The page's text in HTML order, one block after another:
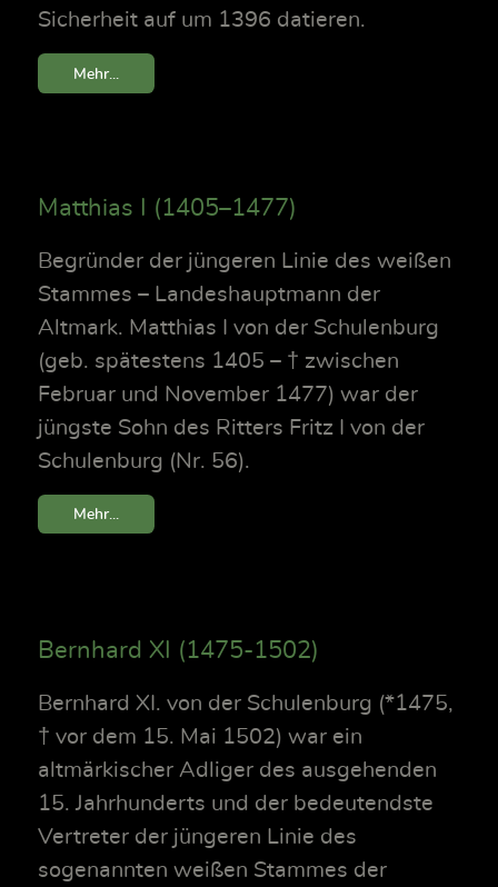
Sicherheit auf um 1396 datieren.
Mehr...
Matthias I (1405–1477)
Begründer der jüngeren Linie des weißen
Stammes – Landeshauptmann der
Altmark. Matthias I von der Schulenburg
(geb. spätestens 1405 – † zwischen
Februar und November 1477) war der
jüngste Sohn des Ritters Fritz I von der
Schulenburg (Nr. 56).
Mehr...
Bernhard XI (1475-1502)
Bernhard XI. von der Schulenburg (*1475,
† vor dem 15. Mai 1502) war ein
altmärkischer Adliger des ausgehenden
15. Jahrhunderts und der bedeutendste
Vertreter der jüngeren Linie des
sogenannten weißen Stammes der